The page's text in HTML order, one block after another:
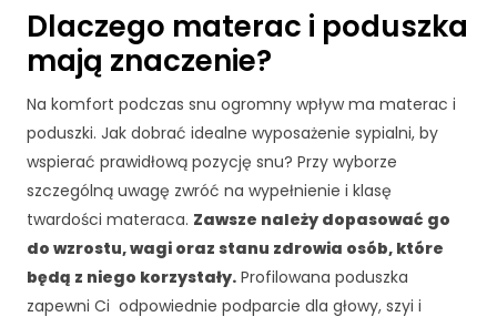
Dlaczego materac i poduszka
mają znaczenie?
Na komfort podczas snu ogromny wpływ ma materac i
poduszki. Jak dobrać idealne wyposażenie sypialni, by
wspierać prawidłową pozycję snu? Przy wyborze
szczególną uwagę zwróć na wypełnienie i klasę
twardości materaca. Zawsze należy dopasować go
do wzrostu, wagi oraz stanu zdrowia osób, które
będą z niego korzystały. Profilowana poduszka
zapewni Ci odpowiednie podparcie dla głowy, szyi i
e
p
i
j
p
c
z
a
w